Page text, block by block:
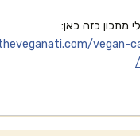
מתכון כזה כאן:
vegan-